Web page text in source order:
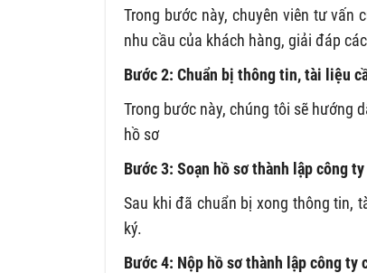
Trong bước này, chuyên viên tư vấn
nhu cầu của khách hàng, giải đáp
Bước 2: Chuẩn bị thông tin, tài liệu
Trong bước này, chúng tôi sẽ hướng
hồ sơ
Bước 3: Soạn hồ sơ thành lập công ty
Sau khi đã chuẩn bị xong thông tin,
ký.
Bước 4: Nộp hồ sơ thành lập công